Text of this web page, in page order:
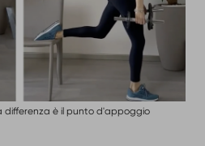
differenza è il punto d'appoggio